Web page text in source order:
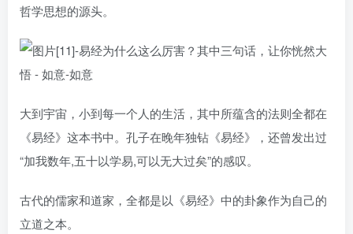
哲学思想的源头。
大到宇宙，小到每一个人的生活，其中所蕴含的法则全都在
《易经》这本书中。孔子在晚年独钻《易经》，还曾发出过
“加我数年,五十以学易,可以无大过矣”的感叹。
古代的儒家和道家，全都是以《易经》中的卦象作为自己的
立道之本。